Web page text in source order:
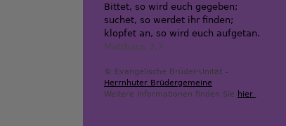
Bittet, so wird euch gegeben;
suchet, so werdet ihr finden;
klopfet an, so wird euch aufgetan.
Matthäus 7,7
© Evangelische Brüder-Unität –
Herrnhuter Brüdergemeine
Weitere Informationen finden Sie hier